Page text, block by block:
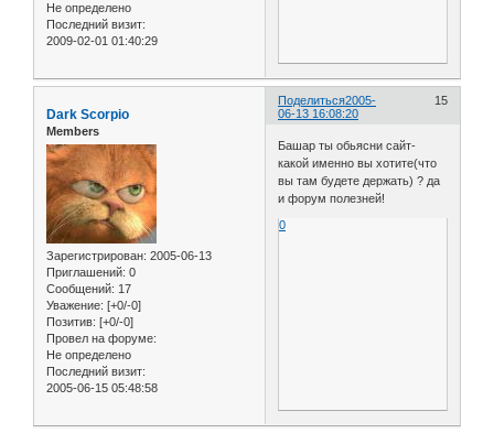
Не определено
Последний визит:
2009-02-01 01:40:29
Поделиться 15
2005-
06-13 16:08:20
Dark Scorpio
Members
Зарегистрирован: 2005-06-13
Приглашений: 0
Сообщений: 17
Уважение: [+0/-0]
Позитив: [+0/-0]
Провел на форуме:
Не определено
Последний визит:
2005-06-15 05:48:58
Башар ты обьясни сайт-
какой именно вы хотите(что
вы там будете держать) ? да
и форум полезней!
0